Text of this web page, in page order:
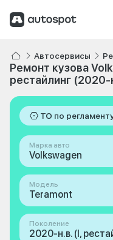
Автосервисы
Ремонт кузова
рестайлинг (2020-
ТО по
Марка авто
Volkswagen
Модель
Teramont
Поколение
2020-н.в. (I,